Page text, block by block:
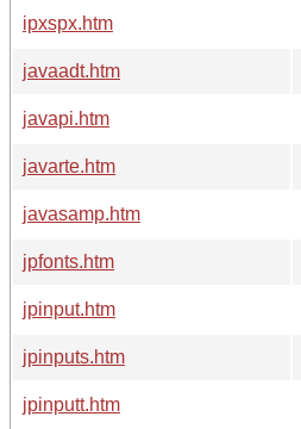
ipxspx.htm
javaadt.htm
javapi.htm
javarte.htm
javasamp.htm
jpfonts.htm
jpinput.htm
jpinputs.htm
jpinputt.htm